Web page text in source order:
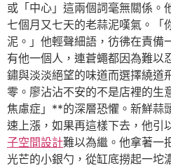
或「中心」這兩個詞毫無關係。
七個月又七天的老蒜泥嘆氣。「
泥。」他輕聲細語，彷彿在責備
有他一個人，連蒼蠅都因為難以
鏽與淡淡絕望的味道而選擇繞道
零。廖沾沾不安的不是店裡的
焦慮症」**的深層恐懼。新鮮蒜
速上漲，如果再這樣下去，他引
子空間設計難以為繼。他拿著一
光芒的小銀勺，從缸底撈起一坨